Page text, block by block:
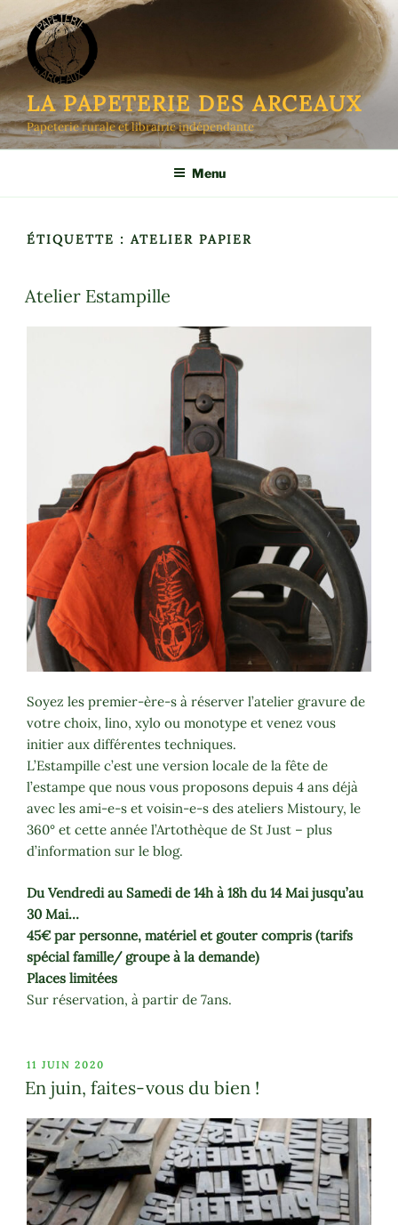
au
contenu
principal
LA PAPETERIE DES ARCEAUX
Papeterie rurale et librairie indépendante
Menu
ÉTIQUETTE : ATELIER PAPIER
Atelier Estampille
Soyez les premier-ère-s à réserver l’atelier gravure de
votre choix, lino, xylo ou monotype et venez vous
initier aux différentes techniques.
L’Estampille c’est une version locale de la fête de
l’estampe que nous vous proposons depuis 4 ans déjà
avec les ami-e-s et voisin-e-s des ateliers Mistoury, le
360° et cette année l’Artothèque de St Just – plus
d’information sur le blog.
Du Vendredi au Samedi de 14h à 18h du 14 Mai jusqu’au
30 Mai…
45€ par personne, matériel et gouter compris (tarifs
spécial famille/ groupe à la demande)
Places limitées
Sur réservation, à partir de 7ans.
PUBLIÉ
LE
11 JUIN 2020
En juin, faites-vous du bien !